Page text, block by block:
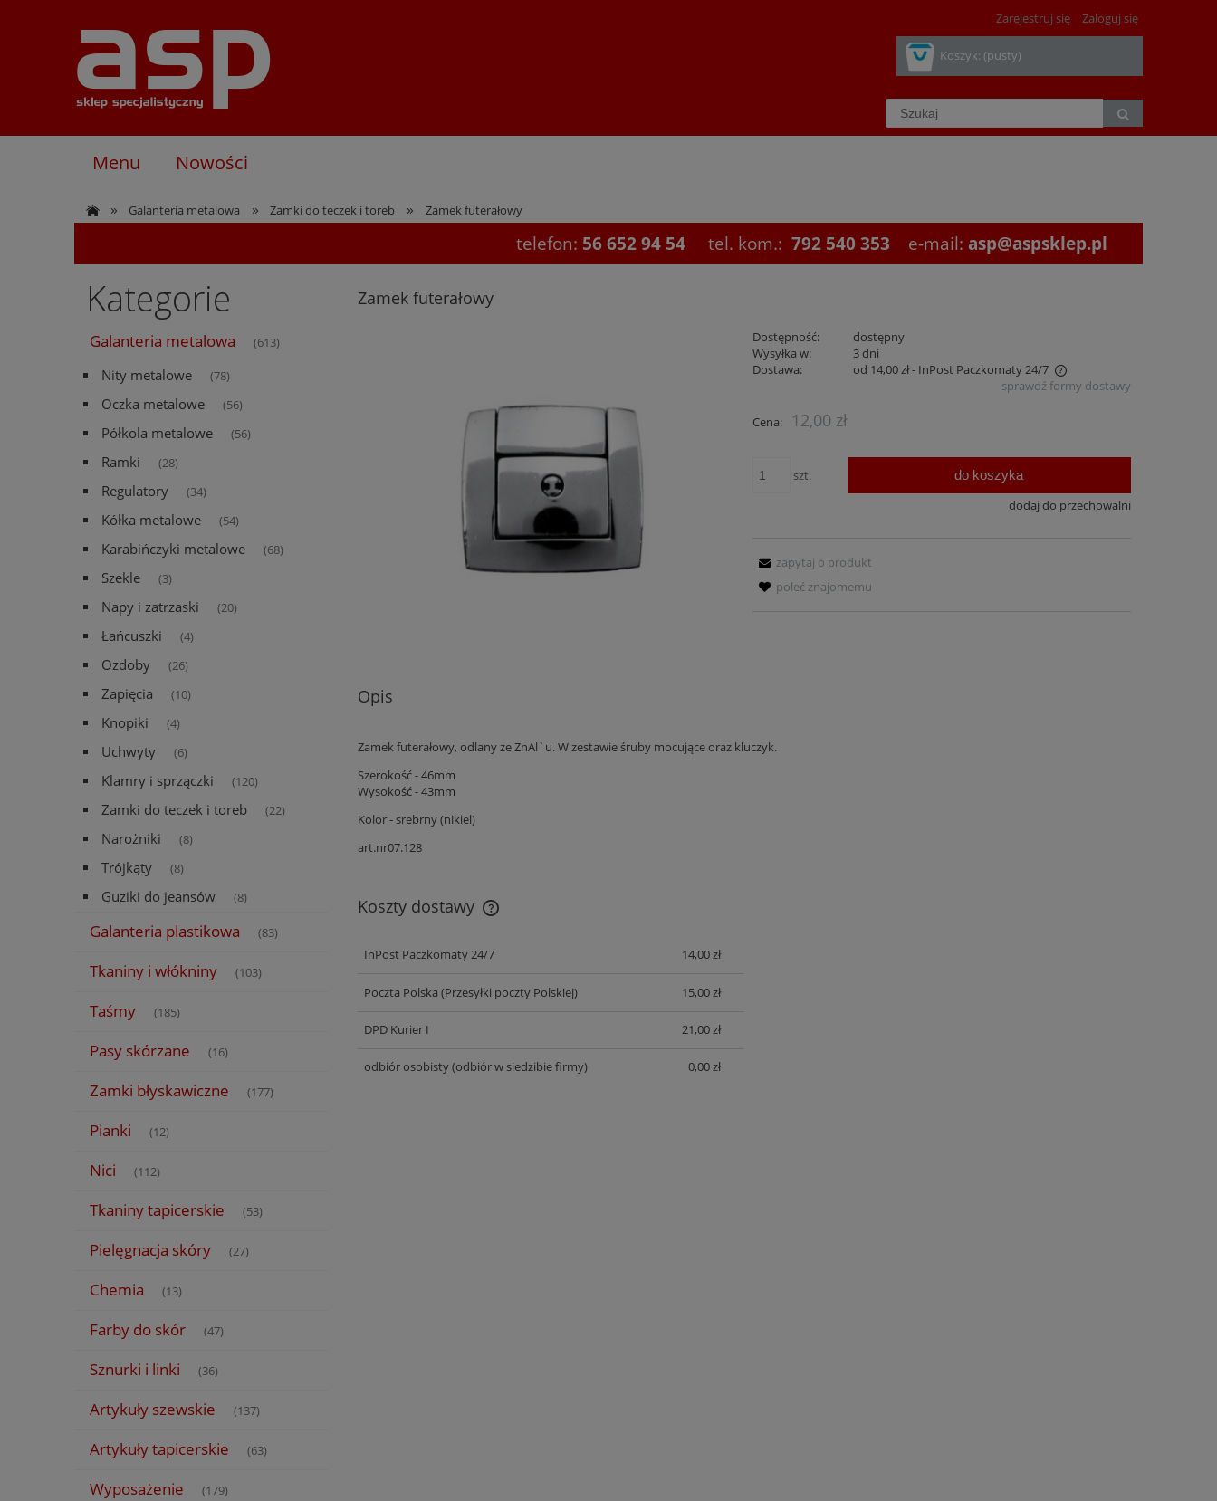
Zarejestruj się Zaloguj się
Koszyk: (pusty)
Menu Nowości
» Galanteria metalowa » Zamki do teczek i toreb » Zamek futerałowy
telefon: 56 652 94 54 tel. kom.: 792 540 353 e-mail: asp@aspsklep.pl
Kategorie
Galanteria metalowa (613)
Nity metalowe (78)
Oczka metalowe (56)
Półkola metalowe (56)
Ramki (28)
Regulatory (34)
Kółka metalowe (54)
Karabińczyki metalowe (68)
Szekle (3)
Napy i zatrzaski (20)
Łańcuszki (4)
Ozdoby (26)
Zapięcia (10)
Knopiki (4)
Uchwyty (6)
Klamry i sprzączki (120)
Zamki do teczek i toreb (22)
Narożniki (8)
Trójkąty (8)
Guziki do jeansów (8)
Galanteria plastikowa (83)
Tkaniny i włókniny (103)
Taśmy (185)
Pasy skórzane (16)
Zamki błyskawiczne (177)
Pianki (12)
Nici (112)
Tkaniny tapicerskie (53)
Pielęgnacja skóry (27)
Chemia (13)
Farby do skór (47)
Sznurki i linki (36)
Artykuły szewskie (137)
Artykuły tapicerskie (63)
Wyposażenie (179)
Zamek futerałowy
Dostępność:
dostępny
Wysyłka w:
3 dni
Dostawa:
od 14,00 zł- InPost Paczkomaty 24/7
płatności
sprawdź formy dostawy
Cena: 12,00 zł
szt. do koszyka
dodaj do przechowalni
zapytaj o produkt
poleć znajomemu
Opis
Zamek futerałowy, odlany ze ZnAl`u. W zestawie śruby mocujące oraz kluczyk.
Szerokość - 46mm
Wysokość - 43mm
Kolor - srebrny (nikiel)
art.nr07.128
Koszty dostawy
Cena nie zawiera ewentualnych kosztów
InPost Paczkomaty 24/7 14,00 zł
Poczta Polska (Przesyłki poczty Polskiej) 15,00 zł
DPD Kurier I 21,00 zł
odbiór osobisty(odbiór w siedzibie firmy) 0,00 zł